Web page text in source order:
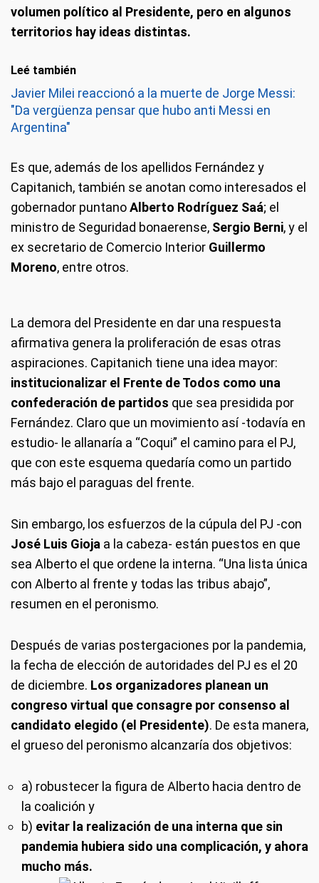
volumen político al Presidente, pero en algunos
territorios hay ideas distintas.
Leé también
Javier Milei reaccionó a la muerte de Jorge Messi:
"Da vergüenza pensar que hubo anti Messi en
Argentina"
Es que, además de los apellidos Fernández y
Capitanich, también se anotan como interesados el
gobernador puntanoAlberto Rodríguez Saá; el
ministro de Seguridad bonaerense, Sergio Berni, y el
ex secretario de Comercio Interior Guillermo
Moreno, entre otros.
La demora del Presidente en dar una respuesta
afirmativa genera la proliferación de esas otras
aspiraciones. Capitanich tiene una idea mayor:
institucionalizar el Frente de Todos como una
confederación de partidos que sea presidida por
Fernández. Claro que un movimiento así -todavía en
estudio- le allanaría a “Coqui” el camino para el PJ,
que con este esquema quedaría como un partido
más bajo el paraguas del frente.
Sin embargo, los esfuerzos de la cúpula del PJ -con
José Luis Gioja a la cabeza- están puestos en que
sea Alberto el que ordene la interna. “Una lista única
con Alberto al frente y todas las tribus abajo”,
resumen en el peronismo.
Después de varias postergaciones por la pandemia,
la fecha de elección de autoridades del PJ es el 20
de diciembre. Los organizadores planean un
congreso virtual que consagre por consenso al
candidato elegido (el Presidente). De esta manera,
el grueso del peronismo alcanzaría dos objetivos:
a) robustecer la figura de Alberto hacia dentro de
la coalición y
b) evitar la realización de una interna que sin
pandemia hubiera sido una complicación, y ahora
mucho más.